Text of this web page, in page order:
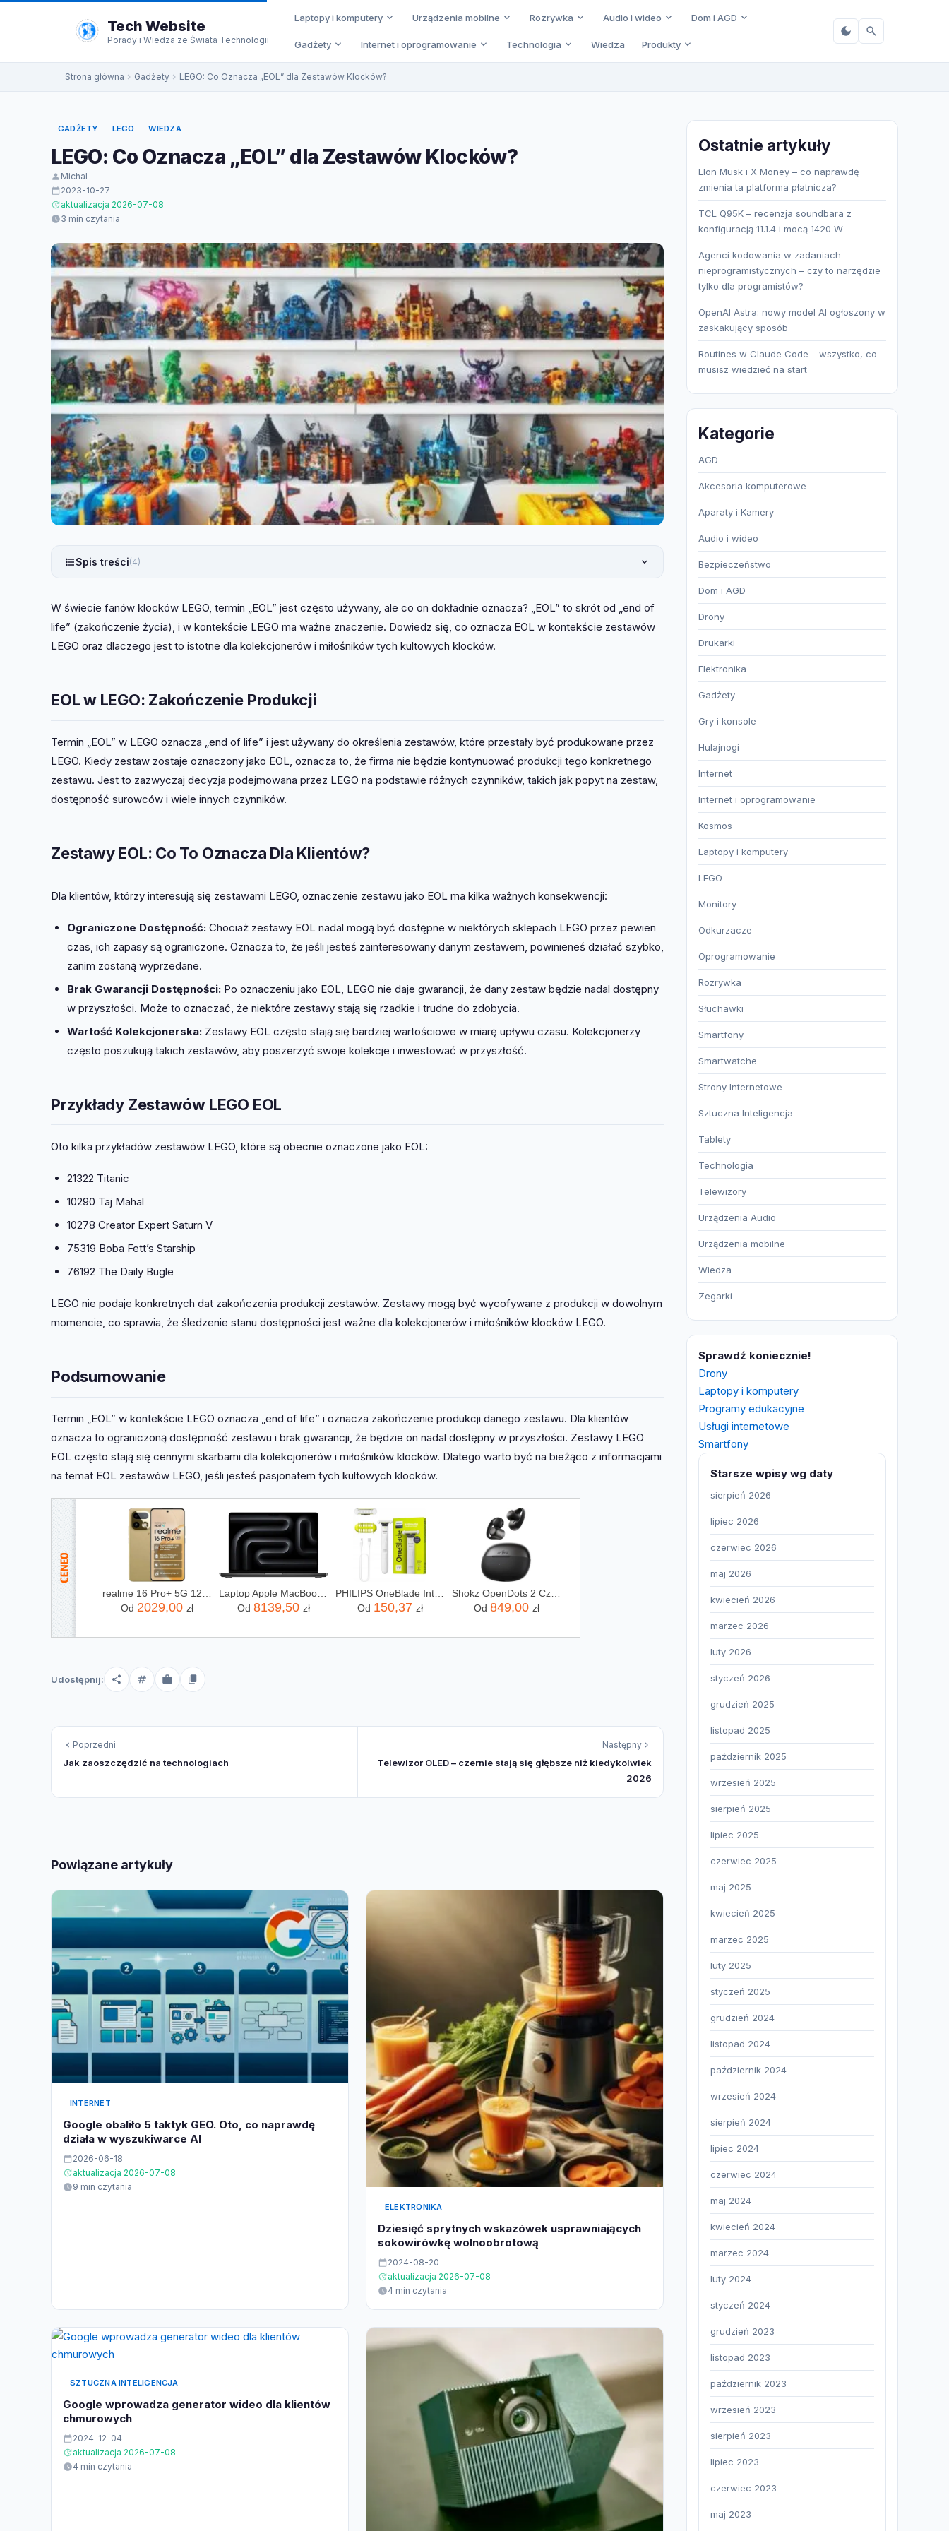
do
Tech Website
Porady i Wiedza ze Świata Technologii
Laptopy i komputery Urządzenia mobilne Rozrywka Audio i wideo Dom i AGD
Gadżety Internet i oprogramowanie Technologia Wiedza Produkty
Strona główna Gadżety LEGO: Co Oznacza „EOL” dla Zestawów Klocków?
GADŻETY LEGO WIEDZA
LEGO: Co Oznacza „EOL” dla Zestawów Klocków?
Michal
2023-10-27
aktualizacja 2026-07-08
3 min czytania
Spis treści(4)
W świecie fanów klocków LEGO, termin „EOL” jest często używany, ale co on dokładnie oznacza? „EOL” to skrót od „end of
life” (zakończenie życia), i w kontekście LEGO ma ważne znaczenie. Dowiedz się, co oznacza EOL w kontekście zestawów
LEGO oraz dlaczego jest to istotne dla kolekcjonerów i miłośników tych kultowych klocków.
EOL w LEGO: Zakończenie Produkcji
Termin „EOL” w LEGO oznacza „end of life” i jest używany do określenia zestawów, które przestały być produkowane przez
LEGO. Kiedy zestaw zostaje oznaczony jako EOL, oznacza to, że firma nie będzie kontynuować produkcji tego konkretnego
zestawu. Jest to zazwyczaj decyzja podejmowana przez LEGO na podstawie różnych czynników, takich jak popyt na zestaw,
dostępność surowców i wiele innych czynników.
Zestawy EOL: Co To Oznacza Dla Klientów?
Dla klientów, którzy interesują się zestawami LEGO, oznaczenie zestawu jako EOL ma kilka ważnych konsekwencji:
Ograniczone Dostępność:Chociaż zestawy EOL nadal mogą być dostępne w niektórych sklepach LEGO przez pewien
czas, ich zapasy są ograniczone. Oznacza to, że jeśli jesteś zainteresowany danym zestawem, powinieneś działać szybko,
zanim zostaną wyprzedane.
Brak Gwarancji Dostępności:Po oznaczeniu jako EOL, LEGO nie daje gwarancji, że dany zestaw będzie nadal dostępny
w przyszłości. Może to oznaczać, że niektóre zestawy stają się rzadkie i trudne do zdobycia.
Wartość Kolekcjonerska:Zestawy EOL często stają się bardziej wartościowe w miarę upływu czasu. Kolekcjonerzy
często poszukują takich zestawów, aby poszerzyć swoje kolekcje i inwestować w przyszłość.
Przykłady Zestawów LEGO EOL
Oto kilka przykładów zestawów LEGO, które są obecnie oznaczone jako EOL:
21322 Titanic
10290 Taj Mahal
10278 Creator Expert Saturn V
75319 Boba Fett’s Starship
76192 The Daily Bugle
LEGO nie podaje konkretnych dat zakończenia produkcji zestawów. Zestawy mogą być wycofywane z produkcji w dowolnym
momencie, co sprawia, że śledzenie stanu dostępności jest ważne dla kolekcjonerów i miłośników klocków LEGO.
Podsumowanie
Termin „EOL” w kontekście LEGO oznacza „end of life” i oznacza zakończenie produkcji danego zestawu. Dla klientów
oznacza to ograniczoną dostępność zestawu i brak gwarancji, że będzie on nadal dostępny w przyszłości. Zestawy LEGO
EOL często stają się cennymi skarbami dla kolekcjonerów i miłośników klocków. Dlatego warto być na bieżąco z informacjami
na temat EOL zestawów LEGO, jeśli jesteś pasjonatem tych kultowych klocków.
Od 2029,00 zł
Laptop Apple MacBook Pro 2025 14" M5/16GB/512GB/macOS (MDE04ZEA)
Od 8139,50 zł
PHILIPS OneBlade Intimate QP1924/22
Od 150,37 zł
Shokz OpenDots 2 Czarny (E320STBK)
Od 849,00 zł
Udostępnij:
Poprzedni
Jak zaoszczędzić na technologiach
Następny
Telewizor OLED – czernie stają się głębsze niż kiedykolwiek
2026
Powiązane artykuły
INTERNET
Google obaliło 5 taktyk GEO. Oto, co naprawdę
działa w wyszukiwarce AI
2026-06-18
aktualizacja 2026-07-08
9 min czytania
ELEKTRONIKA
Dziesięć sprytnych wskazówek usprawniających
sokowirówkę wolnoobrotową
2024-08-20
aktualizacja 2026-07-08
4 min czytania
SZTUCZNA INTELIGENCJA
Google wprowadza generator wideo dla klientów
chmurowych
2024-12-04
aktualizacja 2026-07-08
4 min czytania
Ostatnie artykuły
Elon Musk i X Money – co naprawdę
zmienia ta platforma płatnicza?
TCL Q95K – recenzja soundbara z
konfiguracją 11.1.4 i mocą 1420 W
Agenci kodowania w zadaniach
nieprogramistycznych – czy to narzędzie
tylko dla programistów?
OpenAI Astra: nowy model AI ogłoszony w
zaskakujący sposób
Routines w Claude Code – wszystko, co
musisz wiedzieć na start
Kategorie
AGD
Akcesoria komputerowe
Aparaty i Kamery
Audio i wideo
Bezpieczeństwo
Dom i AGD
Drony
Drukarki
Elektronika
Gadżety
Gry i konsole
Hulajnogi
Internet
Internet i oprogramowanie
Kosmos
Laptopy i komputery
LEGO
Monitory
Odkurzacze
Oprogramowanie
Rozrywka
Słuchawki
Smartfony
Smartwatche
Strony Internetowe
Sztuczna Inteligencja
Tablety
Technologia
Telewizory
Urządzenia Audio
Urządzenia mobilne
Wiedza
Zegarki
Sprawdź koniecznie!
Drony
Laptopy i komputery
Programy edukacyjne
Usługi internetowe
Smartfony
Starsze wpisy wg daty
sierpień 2026
lipiec 2026
czerwiec 2026
maj 2026
kwiecień 2026
marzec 2026
luty 2026
styczeń 2026
grudzień 2025
listopad 2025
październik 2025
wrzesień 2025
sierpień 2025
lipiec 2025
czerwiec 2025
maj 2025
kwiecień 2025
marzec 2025
luty 2025
styczeń 2025
grudzień 2024
listopad 2024
październik 2024
wrzesień 2024
sierpień 2024
lipiec 2024
czerwiec 2024
maj 2024
kwiecień 2024
marzec 2024
luty 2024
styczeń 2024
grudzień 2023
listopad 2023
październik 2023
wrzesień 2023
sierpień 2023
lipiec 2023
czerwiec 2023
maj 2023